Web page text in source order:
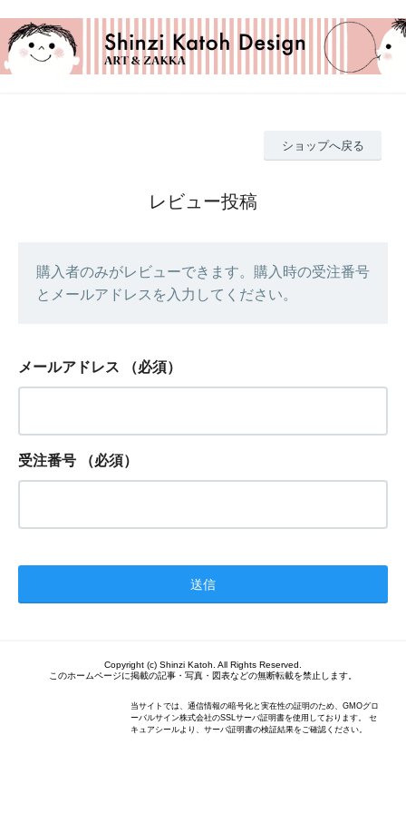
ショップへ戻る
レビュー投稿
購入者のみがレビューできます。購入時の受注番号
とメールアドレスを入力してください。
メールアドレス （必須）
受注番号 （必須）
Copyright (c) Shinzi Katoh. All Rights Reserved.
このホームページに掲載の記事・写真・図表などの無断転載を禁止します。
当サイトでは、通信情報の暗号化と実在性の証明のため、GMOグロ
ーバルサイン株式会社のSSLサーバ証明書を使用しております。 セ
キュアシールより、サーバ証明書の検証結果をご確認ください。